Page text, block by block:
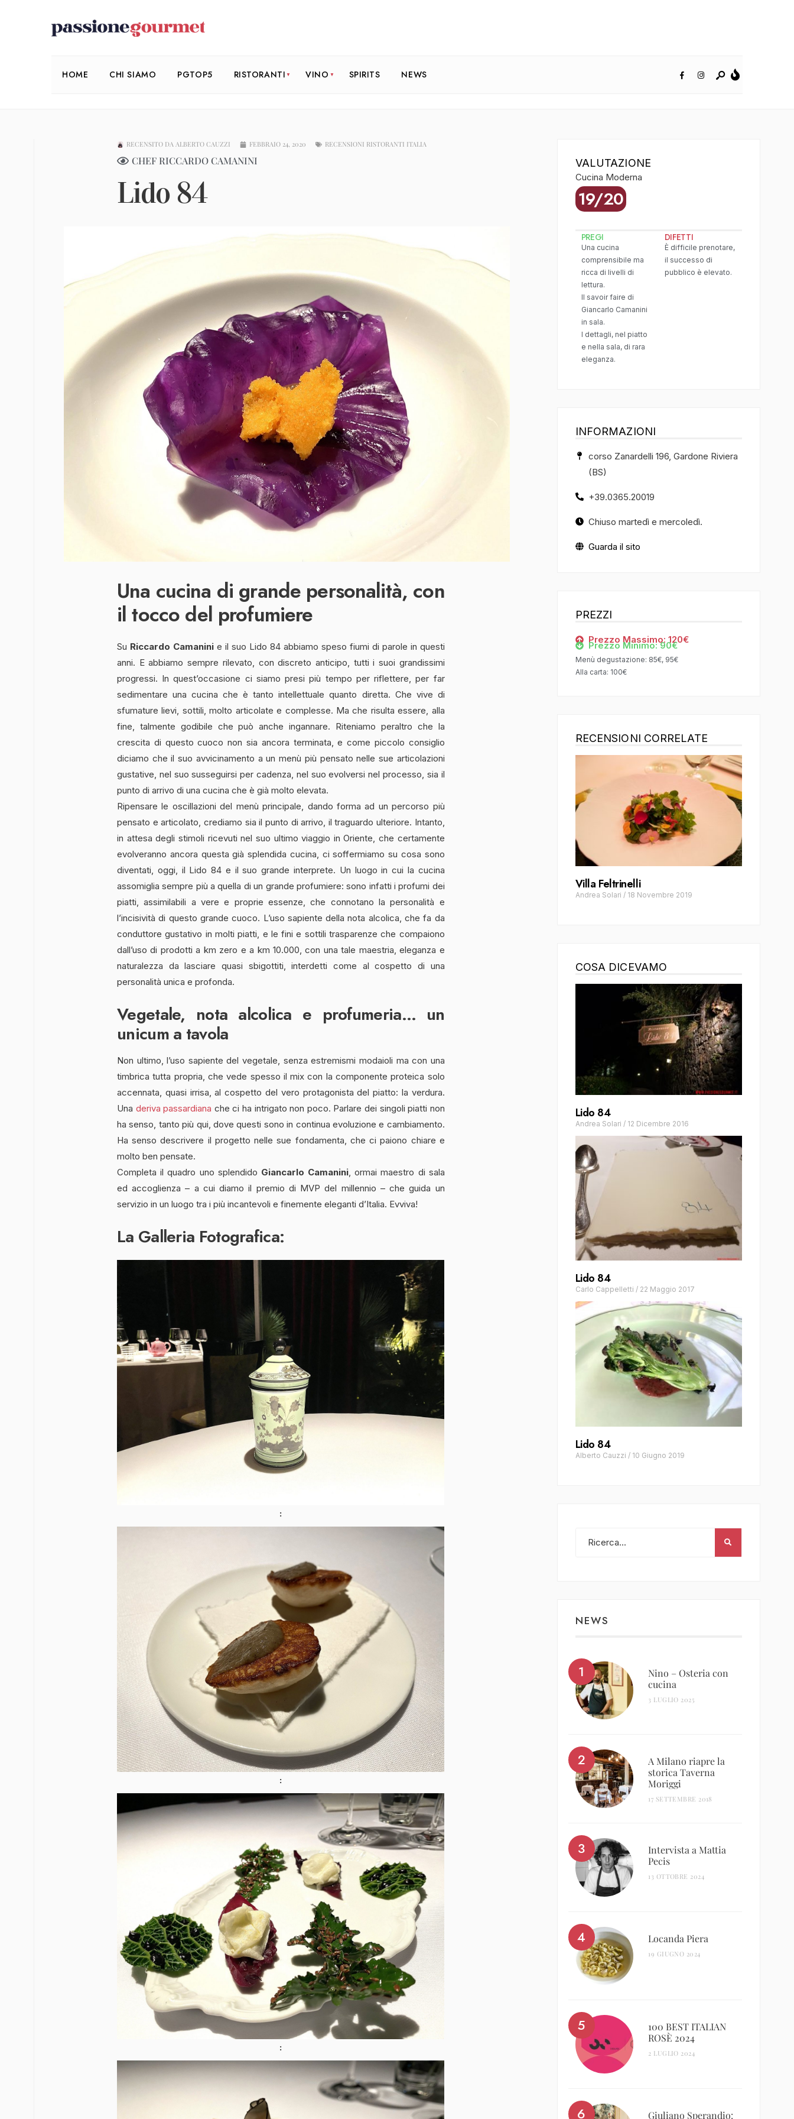
HOME CHI SIAMO PGTOP5 RISTORANTI VINO SPIRITS NEWS
RECENSITO DA ALBERTO CAUZZI FEBBRAIO 24, 2020 RECENSIONI RISTORANTI ITALIA
CHEF RICCARDO CAMANINI
Lido 84
Una cucina di grande personalità, con
il tocco del profumiere
Su Riccardo Camaninie il suo Lido 84 abbiamo speso fiumi di parole in questi
anni. E abbiamo sempre rilevato, con discreto anticipo, tutti i suoi grandissimi
progressi. In quest’occasione ci siamo presi più tempo per riflettere, per far
sedimentare una cucina che è tanto intellettuale quanto diretta. Che vive di
sfumature lievi, sottili, molto articolate e complesse. Ma che risulta essere, alla
fine, talmente godibile che può anche ingannare. Riteniamo peraltro che la
crescita di questo cuoco non sia ancora terminata, e come piccolo consiglio
diciamo che il suo avvicinamento a un menù più pensato nelle sue articolazioni
gustative, nel suo susseguirsi per cadenza, nel suo evolversi nel processo, sia il
punto di arrivo di una cucina che è già molto elevata.
Ripensare le oscillazioni del menù principale, dando forma ad un percorso più
pensato e articolato, crediamo sia il punto di arrivo, il traguardo ulteriore. Intanto,
in attesa degli stimoli ricevuti nel suo ultimo viaggio in Oriente, che certamente
evolveranno ancora questa già splendida cucina, ci soffermiamo su cosa sono
diventati, oggi, il Lido 84 e il suo grande interprete. Un luogo in cui la cucina
assomiglia sempre più a quella di un grande profumiere: sono infatti i profumi dei
piatti, assimilabili a vere e proprie essenze, che connotano la personalità e
l’incisività di questo grande cuoco. L’uso sapiente della nota alcolica, che fa da
conduttore gustativo in molti piatti, e le fini e sottili trasparenze che compaiono
dall’uso di prodotti a km zero e a km 10.000, con una tale maestria, eleganza e
naturalezza da lasciare quasi sbigottiti, interdetti come al cospetto di una
personalità unica e profonda.
Vegetale, nota alcolica e profumeria… un
unicum a tavola
Non ultimo, l’uso sapiente del vegetale, senza estremismi modaioli ma con una
timbrica tutta propria, che vede spesso il mix con la componente proteica solo
accennata, quasi irrisa, al cospetto del vero protagonista del piatto: la verdura.
Una deriva passardiana che ci ha intrigato non poco. Parlare dei singoli piatti non
ha senso, tanto più qui, dove questi sono in continua evoluzione e cambiamento.
Ha senso descrivere il progetto nelle sue fondamenta, che ci paiono chiare e
molto ben pensate.
Completa il quadro uno splendido Giancarlo Camanini , ormai maestro di sala
ed accoglienza – a cui diamo il premio di MVP del millennio – che guida un
servizio in un luogo tra i più incantevoli e finemente eleganti d’Italia. Evviva!
La Galleria Fotografica:
VALUTAZIONE
Cucina Moderna
19/20
PREGI
Una cucina
comprensibile ma
ricca di livelli di
lettura.
Il savoir faire di
Giancarlo Camanini
in sala.
I dettagli, nel piatto
e nella sala, di rara
eleganza.
DIFETTI
È difficile prenotare,
il successo di
pubblico è elevato.
INFORMAZIONI
corso Zanardelli 196, Gardone Riviera
(BS)
+39.0365.20019
Chiuso martedì e mercoledì.
Guarda il sito
PREZZI
Prezzo Massimo: 120€
Prezzo Minimo: 90€
Menù degustazione: 85€, 95€
Alla carta: 100€
RECENSIONI CORRELATE
Villa Feltrinelli
Andrea Solari / 18 Novembre 2019
COSA DICEVAMO
Lido 84
Andrea Solari / 12 Dicembre 2016
Lido 84
Carlo Cappelletti / 22 Maggio 2017
Lido 84
Alberto Cauzzi / 10 Giugno 2019
NEWS
Nino – Osteria con
cucina
3 LUGLIO 2025
A Milano riapre la
storica Taverna
Moriggi
17 SETTEMBRE 2018
Intervista a Mattia
Pecis
13 OTTOBRE 2024
Locanda Piera
19 GIUGNO 2024
100 BEST ITALIAN
ROSÈ 2024
2 LUGLIO 2024
Giuliano Sperandio: